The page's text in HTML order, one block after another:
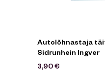
Autolõhnastaja
Sidrunhein Ingver
3,90€